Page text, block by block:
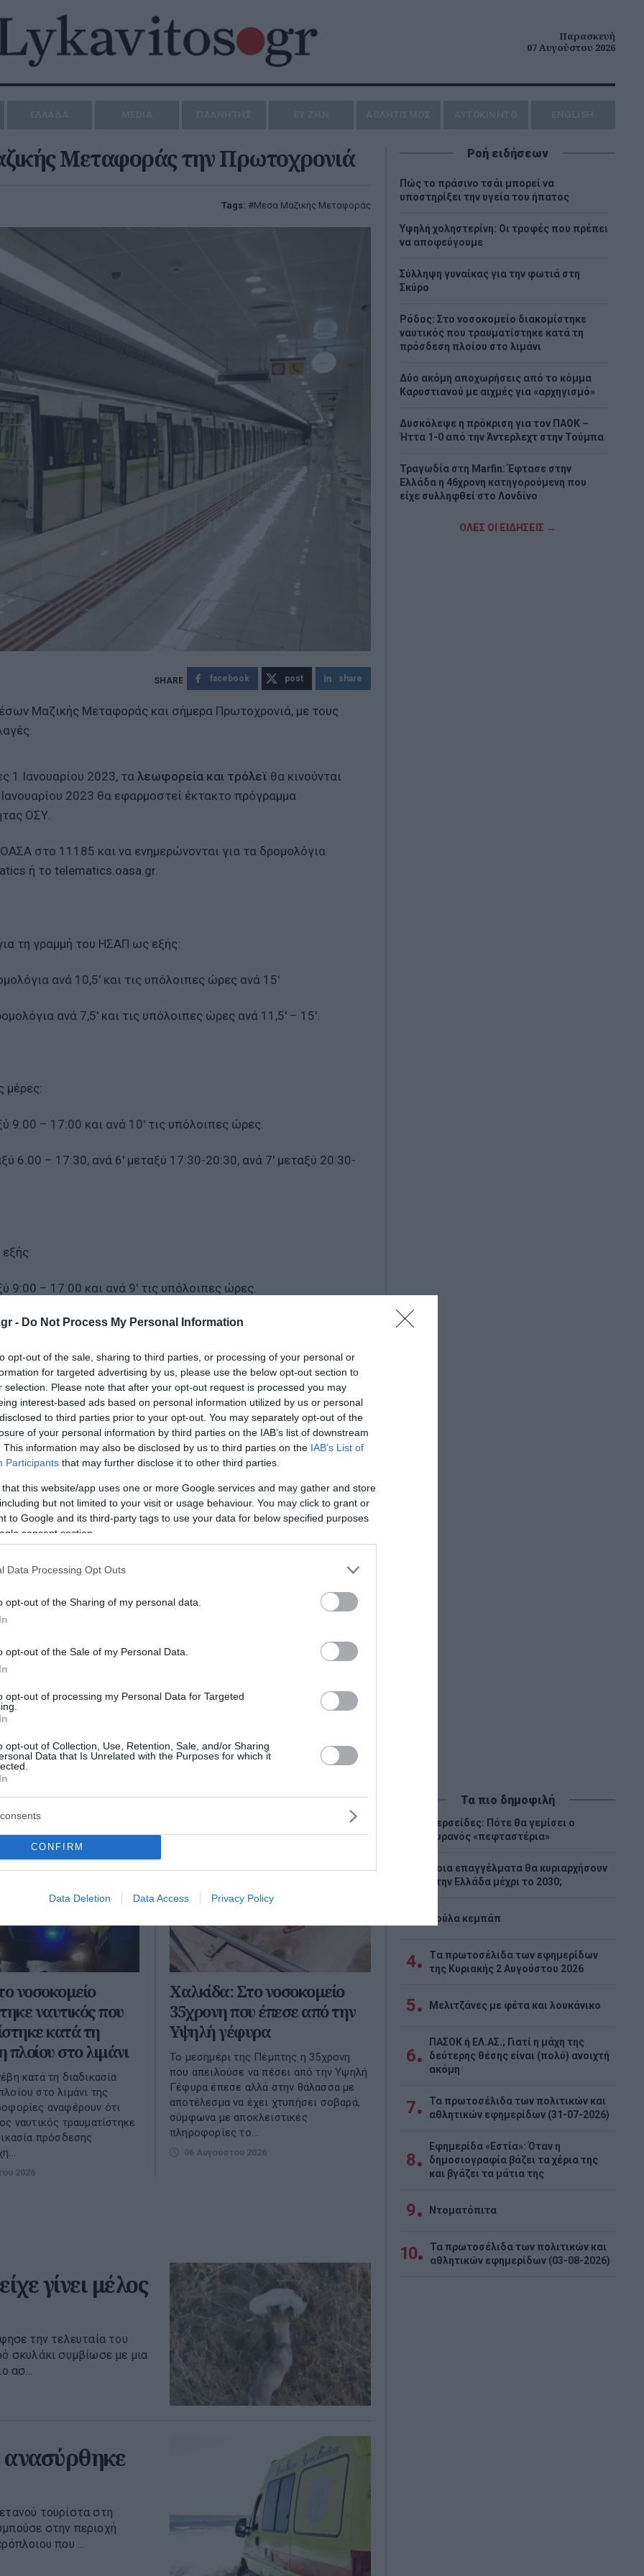
- Do Not Process My Personal Information
opt-out of the sale, sharing to third parties, or processing of your personal or
for targeted advertising by us, please use the below opt-out section to
selection. Please note that after your opt-out request is processed you may
interest-based ads based on personal information utilized by us or personal
to third parties prior to your opt-out. You may separately opt-out of the
of your personal information by third parties on the IAB’s list of downstream
This information may also be disclosed by us to third parties on the IAB’s List of
Participants that may further disclose it to other third parties.
that this website/app uses one or more Google services and may gather and store
but not limited to your visit or usage behaviour. You may click to grant or
to Google and its third-party tags to use your data for below specified purposes
consent section.
Data Processing Opt Outs
opt-out of the Sharing of my personal data.
opt-out of the Sale of my Personal Data.
opt-out of processing my Personal Data for Targeted
opt-out of Collection, Use, Retention, Sale, and/or Sharing
Data that Is Unrelated with the Purposes for which it
CONFIRM
Data Deletion Data Access Privacy Policy
Παρασκευή
07 Αυγούστου 2026
Μεταφοράς την Πρωτοχρονιά
Tags: Μεσα Μαζικής Μεταφοράς
facebook post share
Μαζικής Μεταφοράς και σήμερα Πρωτοχρονιά, με τους
1 Ιανουαρίου 2023, τα λεωφορεία και τρόλεϊ θα κινούνται
2023 θα εφαρμοστεί έκτακτο πρόγραμμα
ΟΣΥ.
στο 11185 και να ενημερώνονται για τα δρομολόγια
ή το telematics.oasa.gr.
τη γραμμή του ΗΣΑΠ ως εξής:
ανά 10,5′ και τις υπόλοιπες ώρες ανά 15′
ανά 7,5′ και τις υπόλοιπες ώρες ανά 11,5′ – 15′.
μέρες:
9:00 – 17:00 και ανά 10′ τις υπόλοιπες ώρες.
6:00 – 17:30, ανά 6′ μεταξύ 17:30-20:30, ανά 7′ μεταξύ 20:30-
9:00 – 17:00 και ανά 9′ τις υπόλοιπες ώρες.
6:00 – 17:30, ανά 6′ μεταξύ 17:30-20:00, ανά 7′ μεταξύ 20:00-
τις παραπάνω μέρες, μόνο την παραμονή Πρωτοχρονιάς θα
22:00, ανά 15′ μετά τις 22:00.
7:00 – 19:00, ανά 12′ τις υπόλοιπες ώρες ως τις 22:00 και
αύξηση κρουσμάτων στην Κίνα
Lykavitos.gr στο Google News
όλες τις ειδήσεις
Ροή ειδήσεων
Πώς το πράσινο τσάι μπορεί να
υποστηρίξει την υγεία του ήπατος
Υψηλή χοληστερίνη: Οι τροφές που πρέπει
να αποφεύγουμε
Σύλληψη γυναίκας για την φωτιά στη
Σκύρο
Ρόδος: Στο νοσοκομείο διακομίστηκε
ναυτικός που τραυματίστηκε κατά τη
πρόσδεση πλοίου στο λιμάνι
Δύο ακόμη αποχωρήσεις από το κόμμα
Καρυστιανού με αιχμές για «αρχηγισμό»
Δυσκόλεψε η πρόκριση για τον ΠΑΟΚ –
Ήττα 1-0 από την Άντερλεχτ στην Τούμπα
Τραγωδία στη Marfin: Έφτασε στην
Ελλάδα η 46χρονη κατηγορούμενη που
είχε συλληφθεί στο Λονδίνο
Τζόκερ: Η κλήρωση της Πέμπτης - Οι
ΟΛΕΣ ΟΙ ΕΙΔΗΣΕΙΣ →
νοσοκομείο
ναυτικός που
κατά τη
στο λιμάνι
κατά τη διαδικασία
στο λιμάνι της
αναφέρουν ότι
ναυτικός τραυματίστηκε
πρόσδεσης
2026
Χαλκίδα: Στο νοσοκομείο
35χρονη που έπεσε από την
Υψηλή γέφυρα
Το μεσημέρι της Πέμπτης η 35χρονη
που απειλούσε να πέσει από την Υψηλή
Γέφυρα έπεσε αλλά στην θάλασσα με
αποτέλεσμα να έχει χτυπήσει σοβαρά,
σύμφωνα με αποκλειστικές
πληροφορίες το...
06 Αυγούστου 2026
γίνει μέλος
την τελευταία του
σκυλάκι συμβίωσε με μια
ασ...
ανασύρθηκε
τουρίστα στη
στην περιοχή
που ...
Τα πιο δημοφιλή
Περσείδες: Πότε θα γεμίσει ο
ουρανός «πεφταστέρια»
Ποια επαγγέλματα θα κυριαρχήσουν
στην Ελλάδα μέχρι το 2030;
Λούλα κεμπάπ
4
Tα πρωτοσέλιδα των εφημερίδων
της Κυριακής 2 Αυγούστου 2026
5 Μελιτζάνες με φέτα και λουκάνικο
6
ΠΑΣΟΚ ή ΕΛ.ΑΣ.; Γιατί η μάχη της
δεύτερης θέσης είναι (πολύ) ανοιχτή
ακόμη
7
Τα πρωτοσέλιδα των πολιτικών και
αθλητικών εφημερίδων (31-07-2026)
8
Εφημερίδα «Εστία»: Όταν η
δημοσιογραφία βάζει τα χέρια της
και βγάζει τα μάτια της
9 Ντοματόπιτα
10
Τα πρωτοσέλιδα των πολιτικών και
αθλητικών εφημερίδων (03-08-2026)